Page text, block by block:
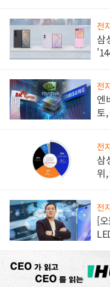
전
삼
전
엔
토
전
삼
위
전
[